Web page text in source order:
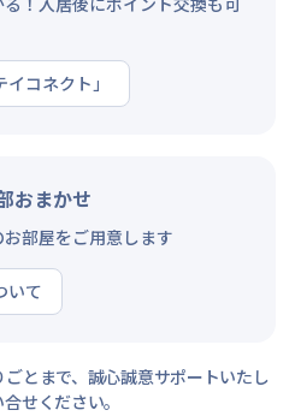
コネクト」
おまかせ
部屋をご用意します
いて
とまで、誠心誠意サポートいたし
せください。